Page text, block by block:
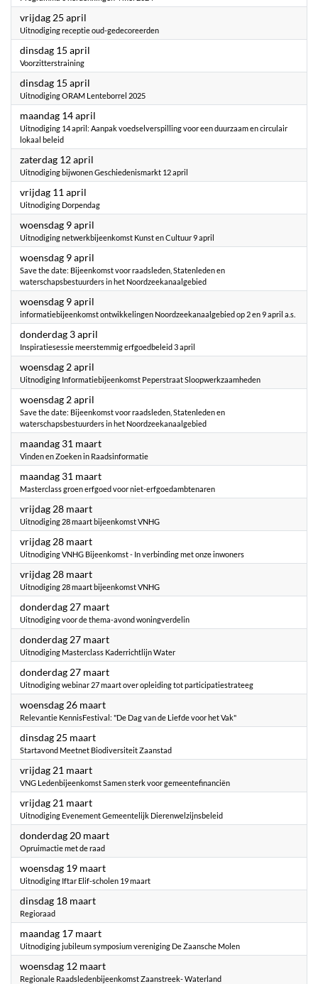
vrijdag 25 april
Uitnodiging receptie oud-gedecoreerden
dinsdag 15 april
Voorzitterstraining
dinsdag 15 april
Uitnodiging ORAM Lenteborrel 2025
maandag 14 april
Uitnodiging 14 april: Aanpak voedselverspilling voor een duurzaam en circulair
lokaal beleid
zaterdag 12 april
Uitnodiging bijwonen Geschiedenismarkt 12 april
vrijdag 11 april
Uitnodiging Dorpendag
woensdag 9 april
Uitnodiging netwerkbijeenkomst Kunst en Cultuur 9 april
woensdag 9 april
Save the date: Bijeenkomst voor raadsleden, Statenleden en
waterschapsbestuurders in het Noordzeekanaalgebied
woensdag 9 april
informatiebijeenkomst ontwikkelingen Noordzeekanaalgebied op 2 en 9 april a.s.
donderdag 3 april
Inspiratiesessie meerstemmig erfgoedbeleid 3 april
woensdag 2 april
Uitnodiging Informatiebijeenkomst Peperstraat Sloopwerkzaamheden
woensdag 2 april
Save the date: Bijeenkomst voor raadsleden, Statenleden en
waterschapsbestuurders in het Noordzeekanaalgebied
maandag 31 maart2025
Vinden en Zoeken in Raadsinformatie
maandag 31 maart2025
Masterclass groen erfgoed voor niet-erfgoedambtenaren
vrijdag 28 maart2025
Uitnodiging 28 maart bijeenkomst VNHG
vrijdag 28 maart2025
Uitnodiging VNHG Bijeenkomst - In verbinding met onze inwoners
vrijdag 28 maart2025
Uitnodiging 28 maart bijeenkomst VNHG
donderdag 27 maart2025
Uitnodiging voor de thema-avond woningverdelin
donderdag 27 maart2025
Uitnodiging Masterclass Kaderrichtlijn Water
donderdag 27 maart2025
Uitnodiging webinar 27 maart over opleiding tot participatiestrateeg
woensdag 26 maart2025
Relevantie KennisFestival: "De Dag van de Liefde voor het Vak"
dinsdag 25 maart2025
Startavond Meetnet Biodiversiteit Zaanstad
vrijdag 21 maart2025
VNG Ledenbijeenkomst Samen sterk voor gemeentefinanciën
vrijdag 21 maart2025
Uitnodiging Evenement Gemeentelijk Dierenwelzijnsbeleid
donderdag 20 maart2025
Opruimactie met de raad
woensdag 19 maart2025
Uitnodiging Iftar Elif-scholen 19 maart
dinsdag 18 maart2025
Regioraad
maandag 17 maart2025
Uitnodiging jubileum symposium vereniging De Zaansche Molen
woensdag 12 maart2025
Regionale Raadsledenbijeenkomst Zaanstreek- Waterland